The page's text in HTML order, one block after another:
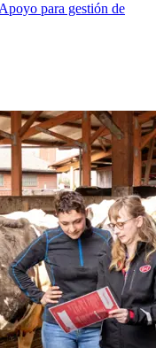
para gestión de